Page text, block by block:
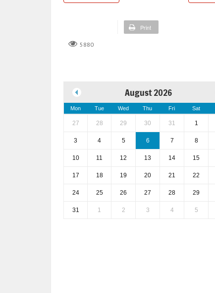
Print
5880
August 2026
Mon Tue Wed Thu Fri Sat
27 28 29 30 31 1
3 4 5 6 7 8
10 11 12 13 14 15
17 18 19 20 21 22
24 25 26 27 28 29
31 1 2 3 4 5